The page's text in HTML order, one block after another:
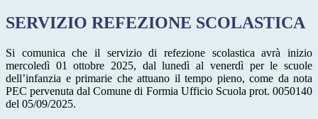
SERVIZIO REFEZIONE SCOLASTICA
Si comunica che il servizio di refezione scolastica avrà inizio
mercoledì 01 ottobre 2025, dal lunedì al venerdì per le scuole
dell’infanzia e primarie che attuano il tempo pieno, come da nota
PEC pervenuta dal Comune di Formia Ufficio Scuola prot. 0050140
del 05/09/2025.